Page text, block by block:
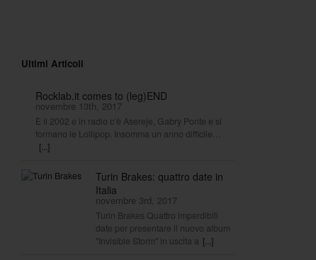
Ultimi Articoli
Rocklab.it comes to (leg)END
novembre 13th, 2017
È il 2002 e in radio c’è Asereje, Gabry Ponte e si
formano le Lollipop. Insomma un anno difficile…
[...]
Turin Brakes: quattro date in
Italia
novembre 3rd, 2017
Turin Brakes Quattro imperdibili
date per presentare il nuovo album
"Invisible Storm" in uscita a [...]